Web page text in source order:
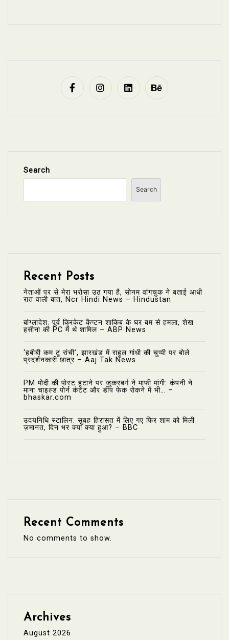
Search
Search
Recent Posts
नेताओं पर से मेरा भरोसा उठ गया है, सोनम वांगचुक ने बताई आधी
रात वाली बात, Ncr Hindi News – Hindustan
बांग्लादेश: पूर्व क्रिकेट कैप्टन शाकिब के घर बम से हमला, शेख
हसीना की PC में थे शामिल – ABP News
‘हबीबी कम टू रांची’, झारखंड में राहुल गांधी की चुप्पी पर बोले
प्रदर्शनकारी छात्र – Aaj Tak News
PM मोदी की पोस्ट हटाने पर जुकरबर्ग ने माफी मांगी: कंपनी ने
माना चाइल्ड पोर्न कंटेंट और डीप फेक रोकने में भी… –
bhaskar.com
उदयनिधि स्टालिन: सुबह हिरासत में लिए गए फिर शाम को मिली
ज़मानत, दिन भर क्या क्या हुआ? – BBC
Recent Comments
No comments to show.
Archives
August 2026